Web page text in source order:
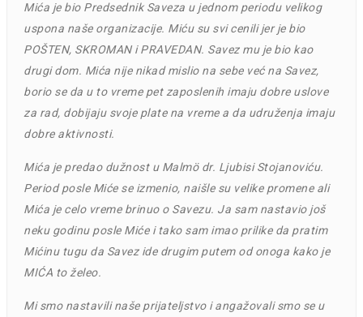
Mića je bio Predsednik Saveza u jednom periodu velikog
uspona naše organizacije. Miću su svi cenili jer je bio
POŠTEN, SKROMAN i PRAVEDAN. Savez mu je bio kao
drugi dom. Mića nije nikad mislio na sebe već na Savez,
borio se da u to vreme pet zaposlenih imaju dobre uslove
za rad, dobijaju svoje plate na vreme a da udruženja imaju
dobre aktivnosti.
Mića je predao dužnost u Malmö dr. Ljubisi Stojanoviću.
Period posle Miće se izmenio, naišle su velike promene ali
Mića je celo vreme brinuo o Savezu. Ja sam nastavio još
neku godinu posle Miće i tako sam imao prilike da pratim
Mićinu tugu da Savez ide drugim putem od onoga kako je
MIĆA to želeo.
Mi smo nastavili naše prijateljstvo i angažovali smo se u